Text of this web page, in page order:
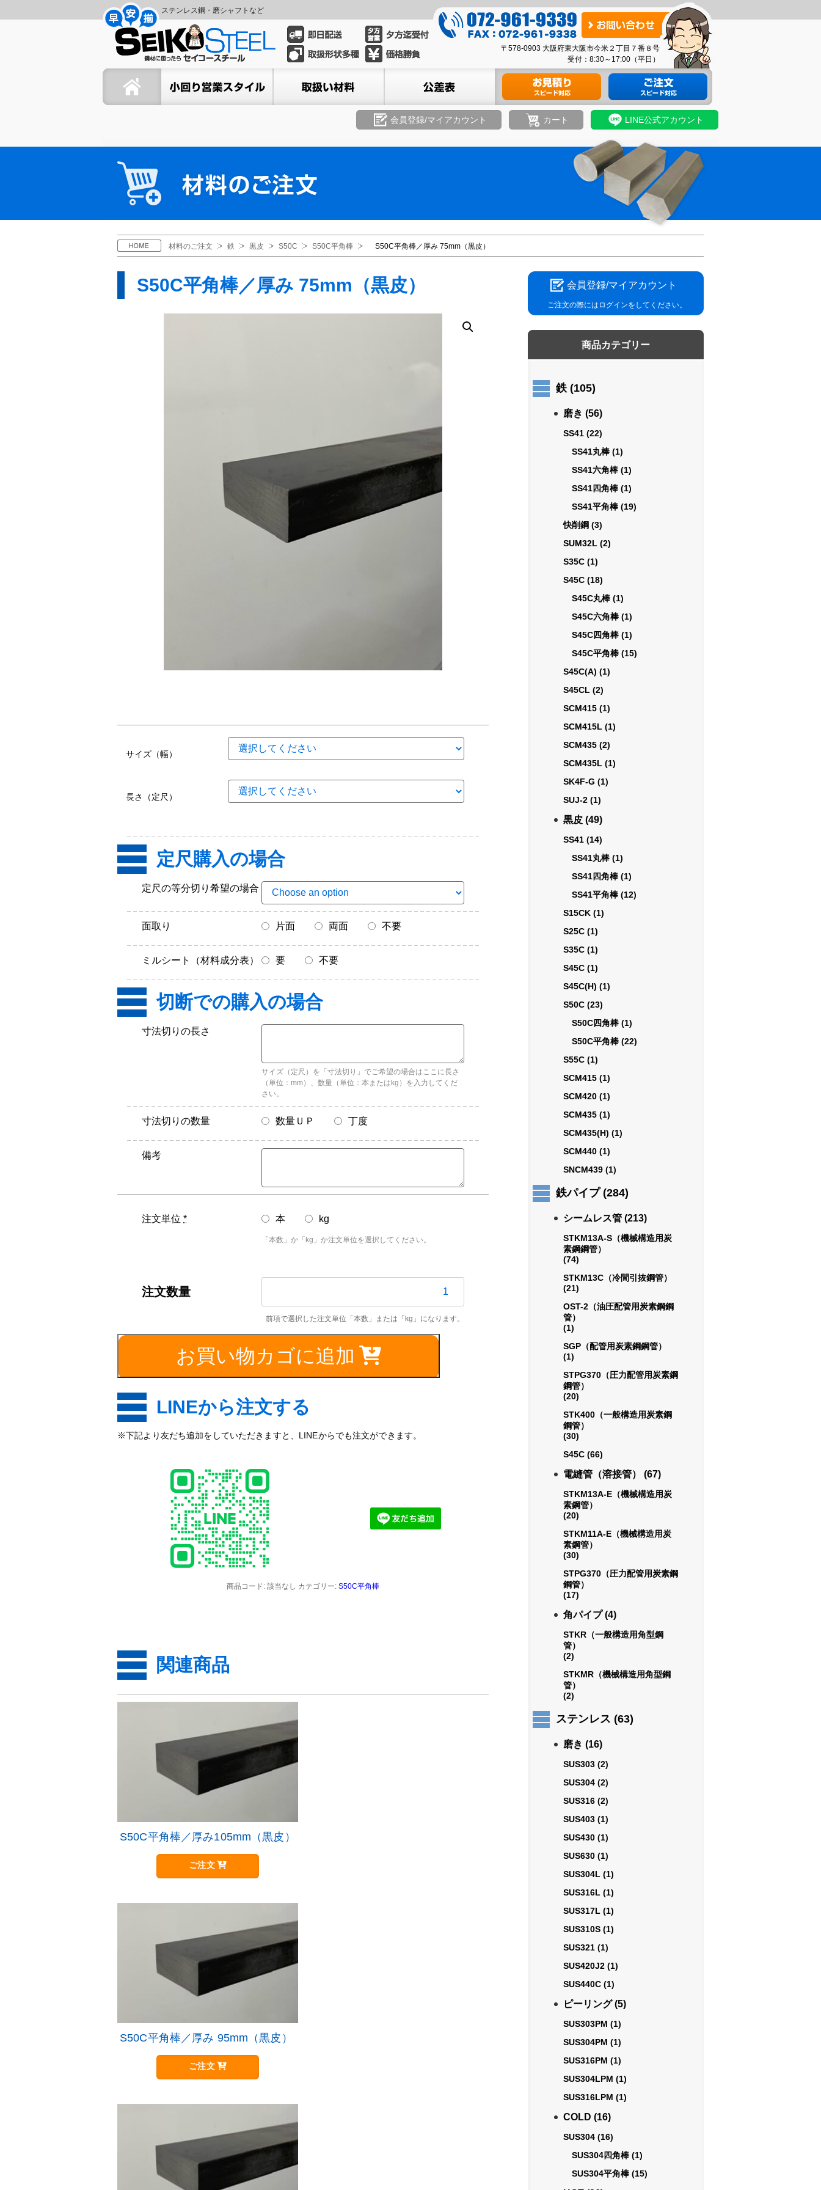
ン
ビ
ステンレス鋼・磨シャフトなど
セ
イ
ス
ル
0
7
1
-
9
0
6
1
-
お
い
合
〒578-0903 大阪府東大阪市今米２丁目７番８号
受付：8:30～17:00（平日）
ホーム 材料のお見積り 材料のご注文
会員登録/マイアカウント カート LINE公式アカウント
材
料
H
O
E
材料のご注文 鉄 黒皮 S50C S50C平角棒 S50C平角棒／厚み 75mm（黒皮）
S50C平角棒／厚み 75mm（黒皮）
サイズ（幅）
長さ（定尺）
定尺購入の場合
定尺の等分切り希望の場合
面取り 片面 両面 不要
ミルシート（材料成分表） 要 不要
寸法切りの長さ
サイズ（定尺）を「寸法切り」でご希望の場合はここに長さ
（単位：mm）、数量（単位：本またはkg）を入力してくだ
さい。
寸法切りの数量 数量ＵＰ 丁度
備考
注文単位 * 本 kg
「本数」か「kg」か注文単位を選択してください。
角
厚
皮）
個
お買い物カゴに追加
LINEから注文する
※下記より友だち追加をしていただきますと、LINEからでも注文ができます。
商品コード: 該当なし カテゴリー: S50C平角棒
関連商品
S50C平角棒／厚み105mm（黒皮）
ご注文
数
プ
ン
商
S50C平角棒／厚み 95mm（黒皮）
ご注文
数
バ
会員登録/マイアカウント
ご注文の際にはログインをしてください。
商品カテゴリー
鉄 (105)
磨き (56)
SS41 (22)
SS41丸棒 (1)
SS41六角棒 (1)
SS41四角棒 (1)
SS41平角棒 (19)
快削鋼 (3)
SUM32L (2)
S35C (1)
S45C (18)
S45C丸棒 (1)
S45C六角棒 (1)
S45C四角棒 (1)
S45C平角棒 (15)
S45C(A) (1)
S45CL (2)
SCM415 (1)
SCM415L (1)
SCM435 (2)
SCM435L (1)
SK4F-G (1)
SUJ-2 (1)
黒皮 (49)
SS41 (14)
SS41丸棒 (1)
SS41四角棒 (1)
SS41平角棒 (12)
S15CK (1)
S25C (1)
S35C (1)
S45C (1)
S45C(H) (1)
S50C (23)
S50C四角棒 (1)
S50C平角棒 (22)
S55C (1)
SCM415 (1)
SCM420 (1)
SCM435 (1)
SCM435(H) (1)
SCM440 (1)
SNCM439 (1)
鉄パイプ (284)
シームレス管 (213)
STKM13A-S（機械構造用炭
素鋼鋼管）
(74)
STKM13C（冷間引抜鋼管）
(21)
OST-2（油圧配管用炭素鋼鋼
管）
(1)
SGP（配管用炭素鋼鋼管）
(1)
STPG370（圧力配管用炭素鋼
鋼管）
(20)
STK400（一般構造用炭素鋼
鋼管）
(30)
S45C (66)
電縫管（溶接管） (67)
STKM13A-E（機械構造用炭
素鋼管）
(20)
STKM11A-E（機械構造用炭
素鋼管）
(30)
STPG370（圧力配管用炭素鋼
鋼管）
(17)
角パイプ (4)
STKR（一般構造用角型鋼
管）
(2)
STKMR（機械構造用角型鋼
管）
(2)
ステンレス (63)
磨き (16)
SUS303 (2)
SUS304 (2)
SUS316 (2)
SUS403 (1)
SUS430 (1)
SUS630 (1)
SUS304L (1)
SUS316L (1)
SUS317L (1)
SUS310S (1)
SUS321 (1)
SUS420J2 (1)
SUS440C (1)
ピーリング (5)
SUS303PM (1)
SUS304PM (1)
SUS316PM (1)
SUS304LPM (1)
SUS316LPM (1)
COLD (16)
SUS304 (16)
SUS304四角棒 (1)
SUS304平角棒 (15)